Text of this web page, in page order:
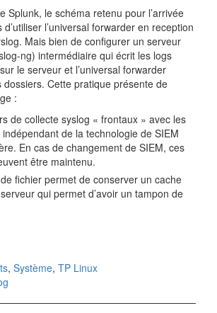
Splunk, le schéma retenu pour l’arrivée
d’utiliser l’universal forwarder en reception
Mais bien de configurer un serveur
ng) intermédiaire qui écrit les logs
le serveur et l’universal forwarder
dossiers. Cette pratique présente de
:
de collecte syslog « frontaux » avec les
de la technologie de SIEM
En cas de changement de SIEM, ces
être maintenu.
de fichier permet de conserver un cache
qui permet d’avoir un tampon de
, Système, TP Linux